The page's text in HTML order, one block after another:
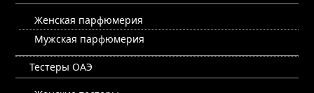
Женская парфюмерия
Мужская парфюмерия
Тестеры ОАЭ